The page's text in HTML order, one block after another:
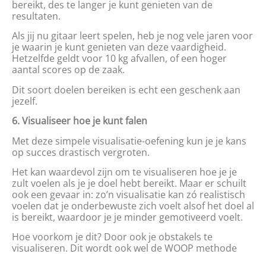
bereikt, des te langer je kunt genieten van de
resultaten.
Als jij nu gitaar leert spelen, heb je nog vele jaren voor
je waarin je kunt genieten van deze vaardigheid.
Hetzelfde geldt voor 10 kg afvallen, of een hoger
aantal scores op de zaak.
Dit soort doelen bereiken is echt een geschenk aan
jezelf.
6. Visualiseer hoe je kunt falen
Met deze simpele visualisatie-oefening kun je je kans
op succes drastisch vergroten.
Het kan waardevol zijn om te visualiseren hoe je je
zult voelen als je je doel hebt bereikt. Maar er schuilt
ook een gevaar in: zo’n visualisatie kan zó realistisch
voelen dat je onderbewuste zich voelt alsof het doel al
is bereikt, waardoor je je minder gemotiveerd voelt.
Hoe voorkom je dit? Door ook je obstakels te
visualiseren. Dit wordt ook wel de WOOP methode